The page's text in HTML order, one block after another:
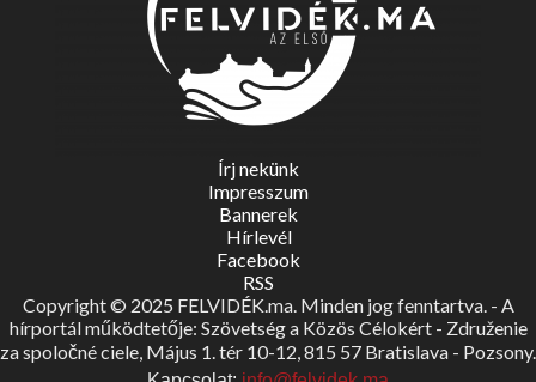
Írj nekünk
Impresszum
Bannerek
Hírlevél
Facebook
RSS
Copyright © 2025 FELVIDÉK.ma. Minden jog fenntartva. - A
hírportál működtetője: Szövetség a Közös Célokért - Združenie
za spoločné ciele, Május 1. tér 10-12, 815 57 Bratislava - Pozsony.